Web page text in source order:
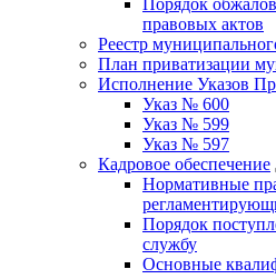
Порядок
правовых актов
Реестр
План приватизации
Исполнение Указов
Указ № 600
Указ № 599
Указ № 597
Кадровое обеспечение
Нормативные
Порядок
службу
Основные